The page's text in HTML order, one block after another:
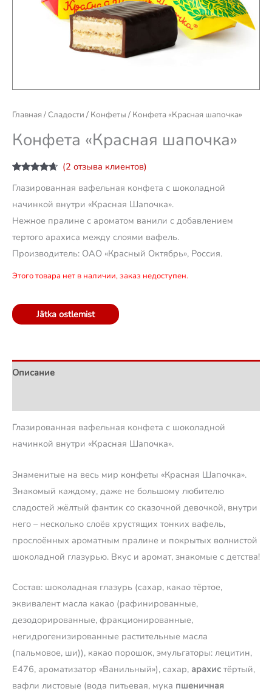
Главная / Сладости / Конфеты / Конфета «Красная шапочка»
Конфета «Красная шапочка»
4.50из 5
опроса
(2 отзыва клиентов)
Глазированная вафельная конфета с шоколадной
начинкой внутри «Красная Шапочка».
Нежное пралине с ароматом ванили с добавлением
тертого арахиса между слоями вафель.
Производитель: ОАО «Красный Октябрь», Россия.
Этого товара нет в наличии, заказ недоступен.
Jätka ostlemist
Описание
Глазированная вафельная конфета с шоколадной
начинкой внутри «Красная Шапочка».
Знаменитые на весь мир конфеты «Красная Шапочка».
Знакомый каждому, даже не большому любителю
сладостей жёлтый фантик со сказочной девочкой, внутри
него – несколько слоёв хрустящих тонких вафель,
прослоённых ароматным пралине и покрытых волнистой
шоколадной глазурью. Вкус и аромат, знакомые с детства!
Состав: шоколадная глазурь (сахар, какао тёртое,
эквивалент масла какао (рафинированные,
дезодорированные, фракционированные,
негидрогенизированные растительные масла
(пальмовое, ши)), какао порошок, эмульгаторы: лецитин,
E476, ароматизатор «Ванильный»), сахар, арахис тёртый,
вафли листовые (вода питьевая, мука пшеничная